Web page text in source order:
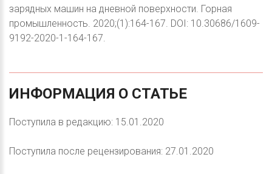
зарядных машин на дневной поверхности. Горная
промышленность. 2020;(1):164-167. DOI: 10.30686/1609-
9192-2020-1-164-167.
ИНФОРМАЦИЯ О СТАТЬЕ
Поступила в редакцию: 15.01.2020
Поступила после рецензирования: 27.01.2020